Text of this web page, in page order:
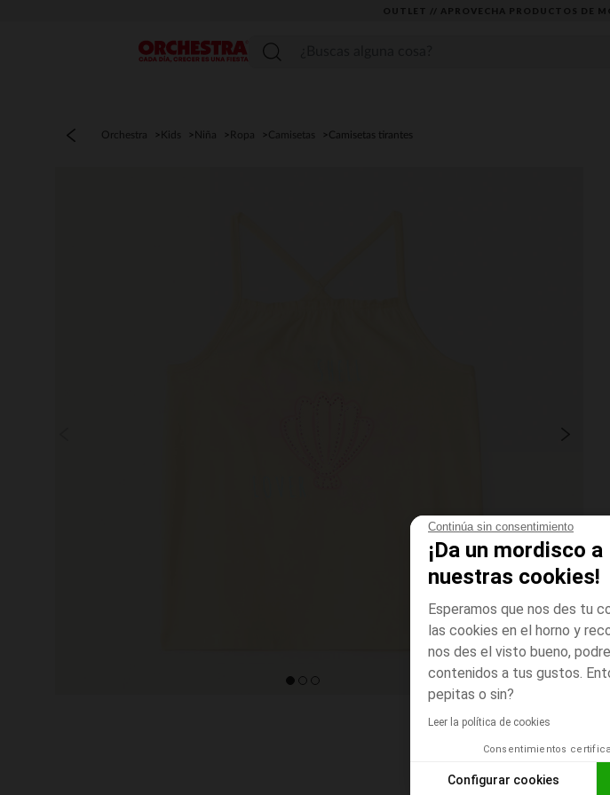
Continúa sin consentimiento
¡Da un mordisco a
nuestras cookies!
Esperamos que nos des tu
las cookies en el horno y
nos des el visto bueno,
contenidos a tus gustos.
pepitas o sin?
Leer la política de cookies
Consentimientos
Configurar cookies
OUTLET // APROVECHA PRODUCTOS DE
Menú
Orchestra Kids Niña Ropa Camisetas Camisetas tirantes